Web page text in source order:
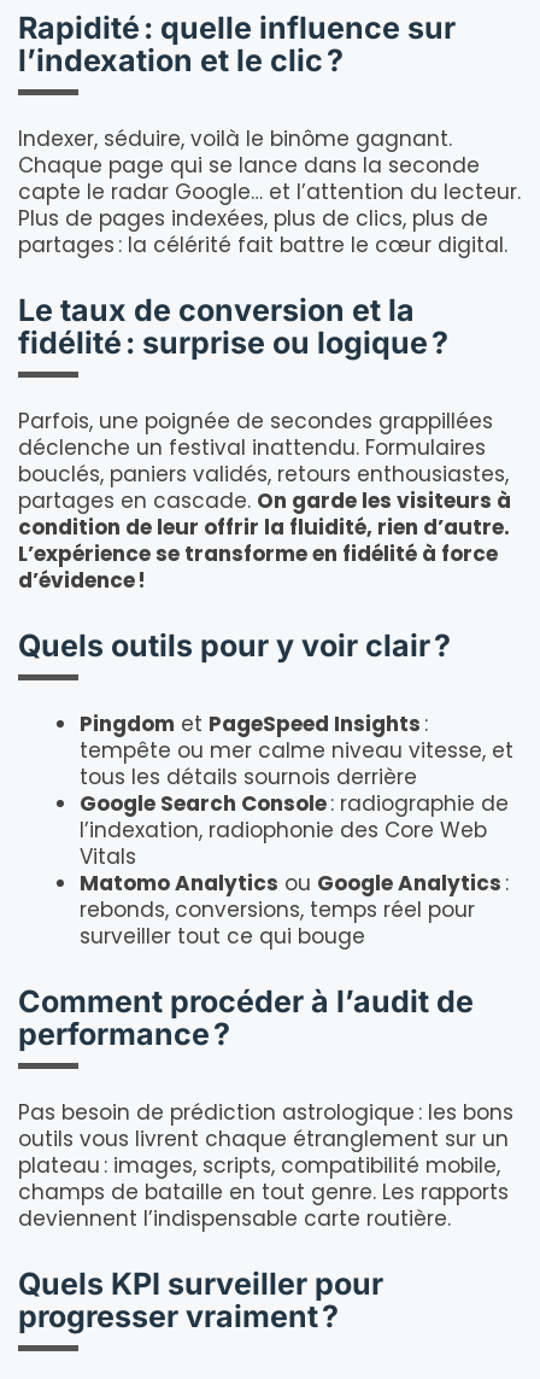
Rapidité : quelle influence sur
l’indexation et le clic ?
Indexer, séduire, voilà le binôme gagnant.
Chaque page qui se lance dans la seconde
capte le radar Google… et l’attention du lecteur.
Plus de pages indexées, plus de clics, plus de
partages : la célérité fait battre le cœur digital.
Le taux de conversion et la
fidélité : surprise ou logique ?
Parfois, une poignée de secondes grappillées
déclenche un festival inattendu. Formulaires
bouclés, paniers validés, retours enthousiastes,
partages en cascade. On garde les visiteurs à
condition de leur offrir la fluidité, rien d’autre.
L’expérience se transforme en fidélité à force
d’évidence !
Quels outils pour y voir clair ?
Pingdom et PageSpeed Insights :
tempête ou mer calme niveau vitesse, et
tous les détails sournois derrière
Google Search Console: radiographie de
l’indexation, radiophonie des Core Web
Vitals
Matomo Analytics ou Google Analytics :
rebonds, conversions, temps réel pour
surveiller tout ce qui bouge
Comment procéder à l’audit de
performance ?
Pas besoin de prédiction astrologique : les bons
outils vous livrent chaque étranglement sur un
plateau : images, scripts, compatibilité mobile,
champs de bataille en tout genre. Les rapports
deviennent l’indispensable carte routière.
Quels KPI surveiller pour
progresser vraiment ?